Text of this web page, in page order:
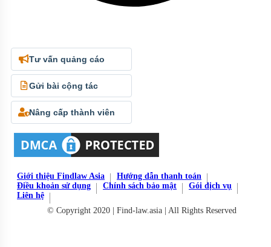
Tư vấn quảng cáo
Gửi bài cộng tác
Nâng cấp thành viên
Giới thiệu Findlaw Asia
Hướng dẫn thanh toán
Điều khoản sử dụng
Chính sách bảo mật
Gói dịch vụ
Liên hệ
© Copyright 2020 | Find-law.asia | All Rights Reserved